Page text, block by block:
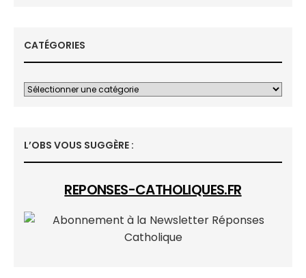
CATÉGORIES
L’OBS VOUS SUGGÈRE :
REPONSES-CATHOLIQUES.FR